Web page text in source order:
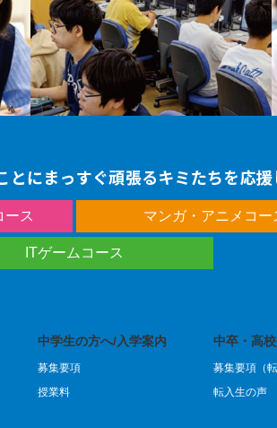
ース マンガ・アニメコー
ITゲームコース
中学生の方へ/入学案内
募集要項
授業料
中卒・高
募集要項（転
転入生の声